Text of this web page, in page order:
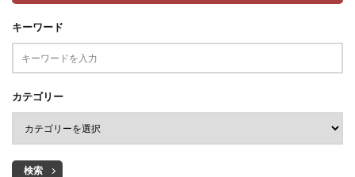
キーワード
カテゴリー
検索